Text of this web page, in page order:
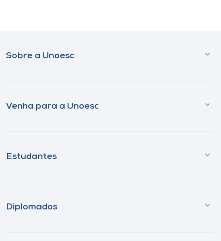
Sobre a Unoesc
Venha para a Unoesc
Estudantes
Diplomados